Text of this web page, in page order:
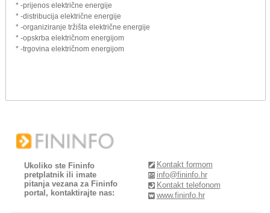
* -prijenos električne energije
* -distribucija električne energije
* -organiziranje tržišta električne energije
* -opskrba električnom energijom
* -trgovina električnom energijom
Ukoliko ste Fininfo
pretplatnik ili imate
pitanja vezana za Fininfo
portal, kontaktirajte nas:
Kontakt formom
info@fininfo.hr
Kontakt telefonom
www.fininfo.hr